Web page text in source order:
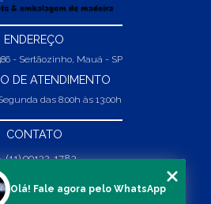
ENDEREÇO
- Sertãozinho, Mauá - SP
DE ATENDIMENTO
das 8:00h às 13:00h
CONTATO
(11) 99132-1783
(11) 99132-1783
Olá! Fale agora pelo WhatsApp